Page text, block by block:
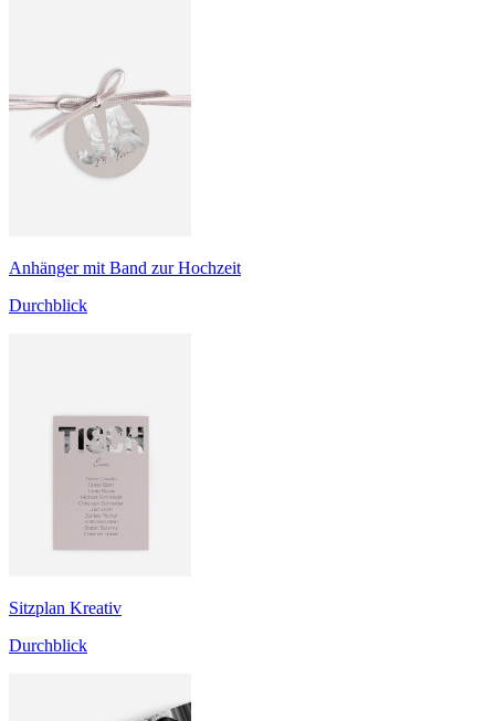
Anhänger mit Band zur Hochzeit
Durchblick
Sitzplan Kreativ
Durchblick